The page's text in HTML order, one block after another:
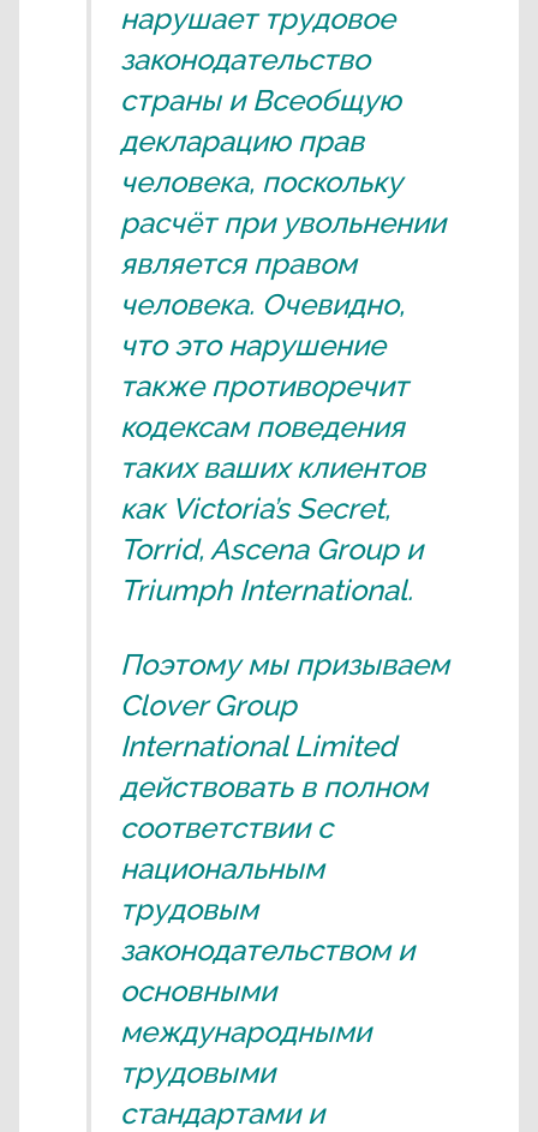
нарушает трудовое
законодательство
страны и Всеобщую
декларацию прав
человека, поскольку
расчёт при увольнении
является правом
человека. Очевидно,
что это нарушение
также противоречит
кодексам поведения
таких ваших клиентов
как Victoria’s Secret,
Torrid, Ascena Group и
Triumph International.
Поэтому мы призываем
Clover Group
International Limited
действовать в полном
соответствии с
национальным
трудовым
законодательством и
основными
международными
трудовыми
стандартами и